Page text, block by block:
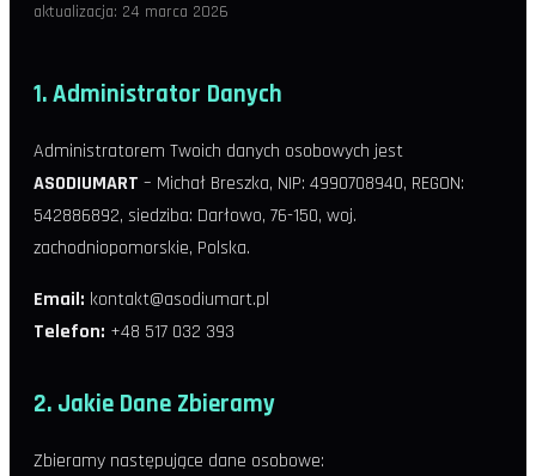
aktualizacja: 24 marca 2026
1. Administrator Danych
Administratorem Twoich danych osobowych jest
ASODIUMART – Michał Breszka, NIP: 4990708940, REGON:
542886892, siedziba: Darłowo, 76-150, woj.
zachodniopomorskie, Polska.
Email: kontakt@asodiumart.pl
Telefon: +48 517 032 393
2. Jakie Dane Zbieramy
Zbieramy następujące dane osobowe: